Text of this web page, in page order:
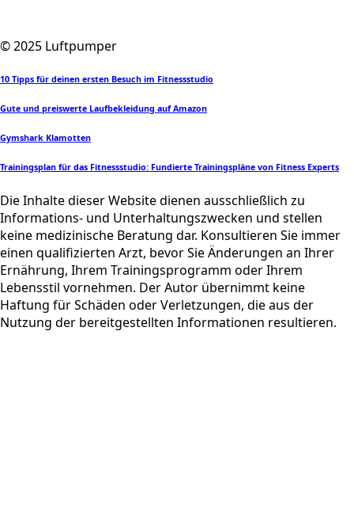
© 2025 Luftpumper
10 Tipps für deinen ersten Besuch im Fitnessstudio
Gute und preiswerte Laufbekleidung auf Amazon
Gymshark Klamotten
Trainingsplan für das Fitnessstudio: Fundierte Trainingspläne von Fitness Experts
Die Inhalte dieser Website dienen ausschließlich zu
Informations- und Unterhaltungszwecken und stellen
keine medizinische Beratung dar. Konsultieren Sie immer
einen qualifizierten Arzt, bevor Sie Änderungen an Ihrer
Ernährung, Ihrem Trainingsprogramm oder Ihrem
Lebensstil vornehmen. Der Autor übernimmt keine
Haftung für Schäden oder Verletzungen, die aus der
Nutzung der bereitgestellten Informationen resultieren.